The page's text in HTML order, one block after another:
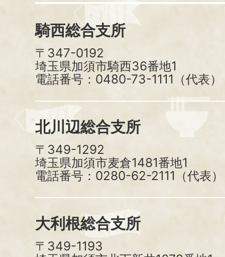
騎西総合支所
〒347-0192
埼玉県加須市騎西36番地1
電話番号：0480-73-1111（代表）
北川辺総合支所
〒349-1292
埼玉県加須市麦倉1481番地1
電話番号：0280-62-2111（代表）
大利根総合支所
〒349-1193